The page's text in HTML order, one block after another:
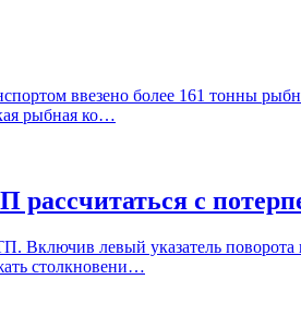
ввезено более 161 тонны
рыбная ко…
рассчитаться с
левый указатель
столкновени…